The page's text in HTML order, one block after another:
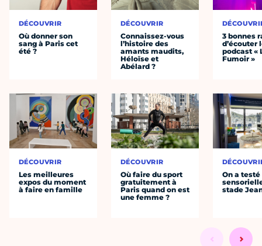
DÉCOUVRIR
Où donner son
sang à Paris cet
été ?
DÉCOUVRIR
Les meilleures
expos du moment
à faire en famille
DÉCOUVRIR
Connaissez-vous
l’histoire des
amants maudits,
Héloïse et
Abélard ?
DÉCOUVRIR
Où faire du sport
gratuitement à
Paris quand on est
une femme ?
3 bonnes
d’écouter
podcast «
Fumoir »
On a
stade